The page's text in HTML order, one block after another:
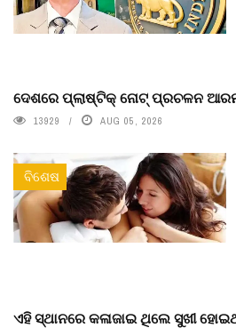
ଦେଶରେ ପ୍ଲାଷ୍ଟିକ୍ ନୋଟ୍‌ ପ୍ରଚଳନ
13929 AUG 05, 2026
ବିଶେଷ
ଏହି ସ୍ଥାନରେ କଳାଜାଇ ଥିଲେ ସୁଖୀ